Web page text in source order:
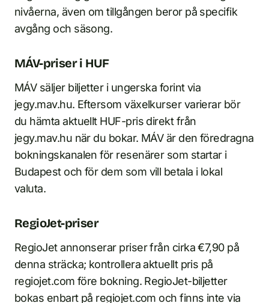
nivåerna, även om tillgången beror på specifik
avgång och säsong.
MÁV-priser i HUF
MÁV säljer biljetter i ungerska forint via
jegy.mav.hu. Eftersom växelkurser varierar bör
du hämta aktuellt HUF-pris direkt från
jegy.mav.hu när du bokar. MÁV är den föredragna
bokningskanalen för resenärer som startar i
Budapest och för dem som vill betala i lokal
valuta.
RegioJet-priser
RegioJet annonserar priser från cirka €7,90 på
denna sträcka; kontrollera aktuellt pris på
regiojet.com före bokning. RegioJet-biljetter
bokas enbart på regiojet.com och finns inte via